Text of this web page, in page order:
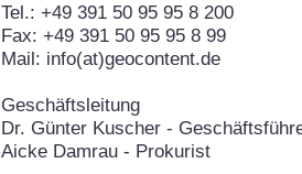
Tel.: +49 391 50 95 95 8 200
Fax: +49 391 50 95 95 8 99
Mail: info(at)geocontent.de
Geschäftsleitung
Dr. Günter Kuscher -
Aicke Damrau - Prokurist